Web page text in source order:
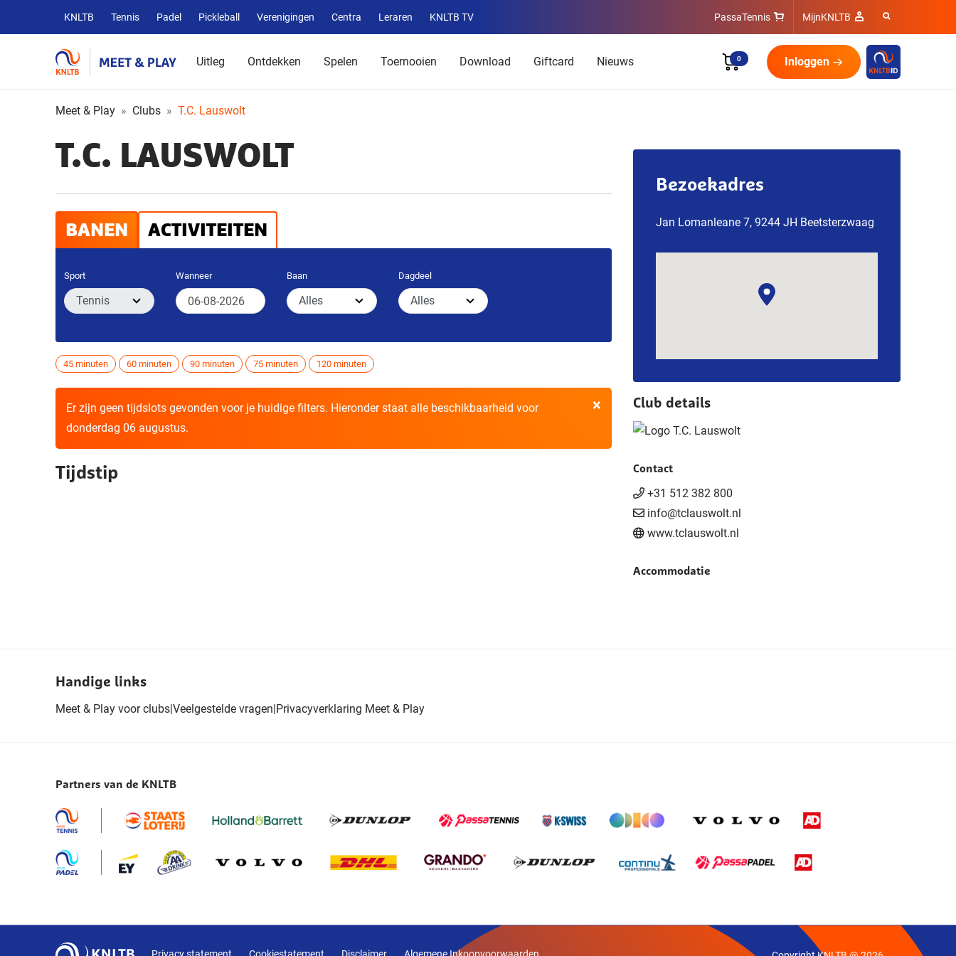
Overige
KNLTB
websites
KNLTB Tennis Padel Pickleball Verenigingen Centra Leraren KNLTB TV
Service
menu
PassaTennis MijnKNLTB
Uitleg Ontdekken Spelen Toernooien Download Giftcard Nieuws 0 Inloggen
Meet & Play Clubs T.C. Lauswolt
T.C. LAUSWOLT
BANEN ACTIVITEITEN
Sport Wanneer Baan Dagdeel
45 minuten 60 minuten 90 minuten 75 minuten 120 minuten
×
Er zijn geen tijdslots gevonden voor je huidige filters. Hieronder staat alle beschikbaarheid voor
donderdag 06 augustus.
Tijdstip
Bezoekadres
Jan Lomanleane 7, 9244 JH Beetsterzwaag
Club details
Contact
+31 512 382 800
info@tclauswolt.nl
www.tclauswolt.nl
Accommodatie
Handige links
Meet & Play voor clubs|Veelgestelde vragen|Privacyverklaring Meet & Play
Partners van de KNLTB